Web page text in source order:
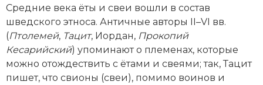
Средние века ёты и свеи вошли в состав
шведского этноса. Античные авторы II–VI вв.
(Птолемей, Тацит, Иордан, Прокопий
Кесарийский) упоминают о племенах, которые
можно отождествить с ётами и свеями; так, Тацит
пишет, что свионы (свеи), помимо воинов и